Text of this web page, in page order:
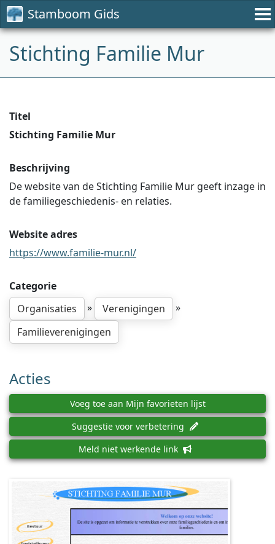
Stamboom Gids
Stichting Familie Mur
Titel
Stichting Familie Mur
Beschrijving
De website van de Stichting Familie Mur geeft inzage in
de familiegeschiedenis- en relaties.
Website adres
https://www.familie-mur.nl/
Categorie
Organisaties
» Verenigingen
»
Familieverenigingen
Acties
Voeg toe aan Mijn favorieten lijst
Suggestie voor verbetering
Meld niet werkende link